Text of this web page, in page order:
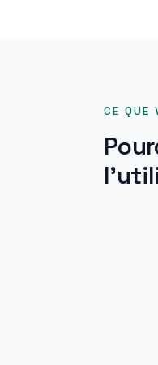
CE QUE